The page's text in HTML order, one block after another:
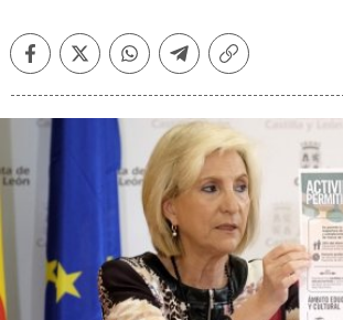
FacebookTwitterWhatsappTelegramCopiar